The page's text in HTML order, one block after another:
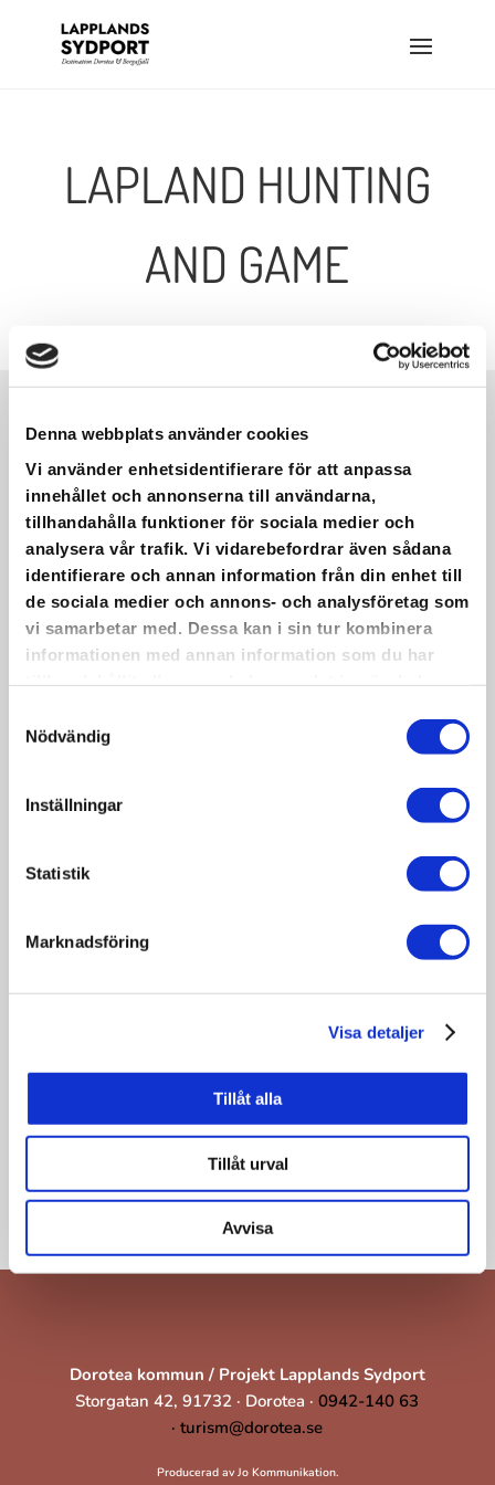
Denna webbplats använder cookies
Vi använder enhetsidentifierare för att anpassa
innehållet och annonserna till användarna,
tillhandahålla funktioner för sociala medier och
analysera vår trafik. Vi vidarebefordrar även sådana
identifierare och annan information från din enhet till
de sociala medier och annons- och analysföretag som
vi samarbetar med. Dessa kan i sin tur kombinera
informationen med annan information som du har
Nödvändig
Inställningar
Statistik
Marknadsföring
Visa detaljer
Tillåt alla
Tillåt urval
Avvisa
LAPLAND HUNTING
AND GAME
LAPLAND HUNTING
AND GAME
Upplev jakt och fiske i södra Lappland!
Är du intresserad av jakt på fågel så kan du
boka dig hos Lapland Hunting and Game i
guidning för små grupper på privata
Lapland Hunting and Game erbjuder även
Dessutom kan du boka guidade fisketurer.
Dorotea kommun / Projekt Lapplands Sydport
Storgatan 42, 91732 · Dorotea ·0942-140 63
·turism@dorotea.se
Producerad av Jo Kommunikation.